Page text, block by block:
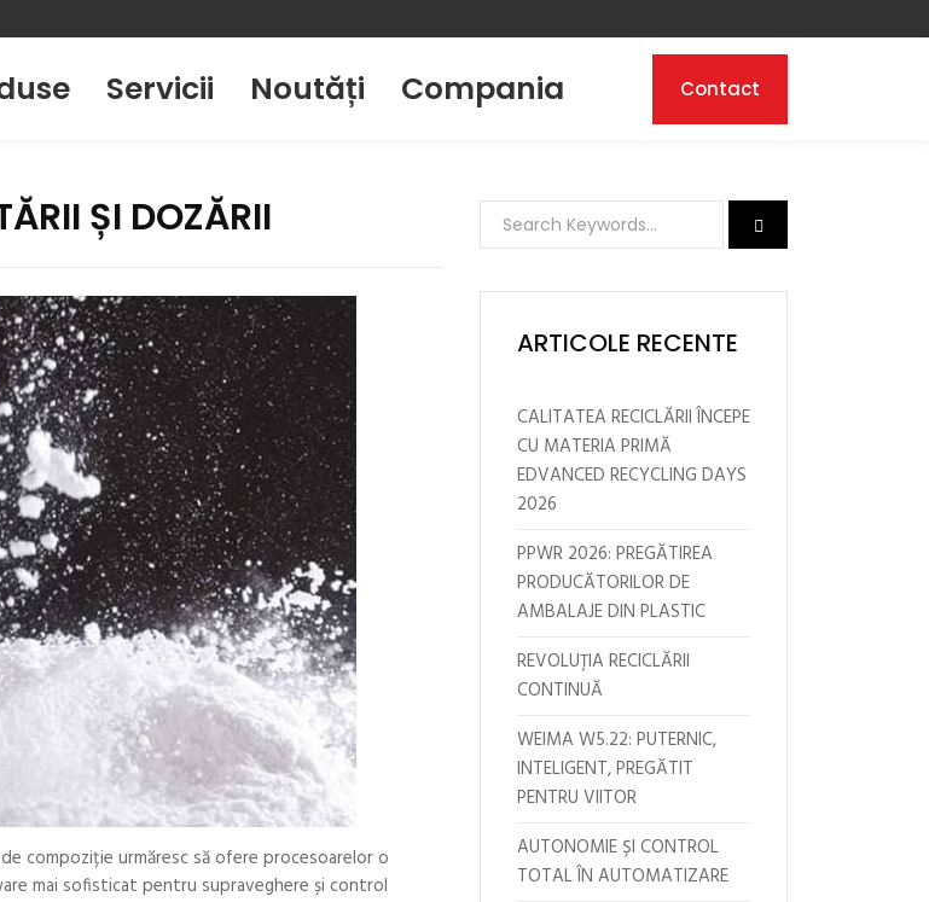
Servicii Noutăți Compania Contact
ȘI DOZĂRII
compoziție urmăresc să ofere procesoarelor o
mai sofisticat pentru supraveghere și control
ARTICOLE RECENTE
CALITATEA RECICLĂRII ÎNCEPE
CU MATERIA PRIMĂ
EDVANCED RECYCLING DAYS
2026
PPWR 2026: PREGĂTIREA
PRODUCĂTORILOR DE
AMBALAJE DIN PLASTIC
REVOLUȚIA RECICLĂRII
CONTINUĂ
WEIMA W5.22: PUTERNIC,
INTELIGENT, PREGĂTIT
PENTRU VIITOR
AUTONOMIE ȘI CONTROL
TOTAL ÎN AUTOMATIZARE